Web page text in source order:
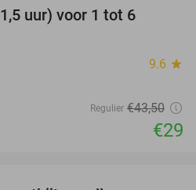
uur) voor 1 tot 6
9.6 star
Regulier €43,50
€29